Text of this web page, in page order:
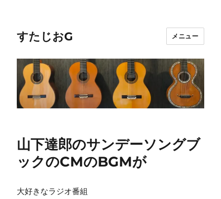
すたじおG メニュー
山下達郎のサンデーソングブ
ックのCMのBGMが
大好きなラジオ番組